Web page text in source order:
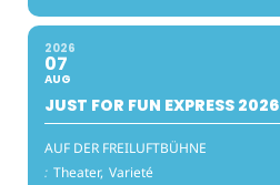
2026
07
AUG
JUST FOR FUN EXPRESS 2026
AUF DER FREILUFTBÜHNE
: Theater, Varieté